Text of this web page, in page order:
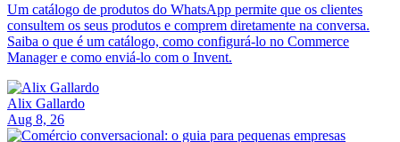
Um catálogo de produtos do WhatsApp permite que os clientes
consultem os seus produtos e comprem diretamente na conversa.
Saiba o que é um catálogo, como configurá-lo no Commerce
Manager e como enviá-lo com o Invent.
Alix Gallardo
Aug 8, 26